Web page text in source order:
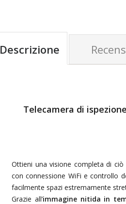
Descrizione
Telecamera di
Ottieni una visione completa di ciò
con connessione WiFi e controllo
facilmente spazi estremamente
Grazie all’immagine nitida in